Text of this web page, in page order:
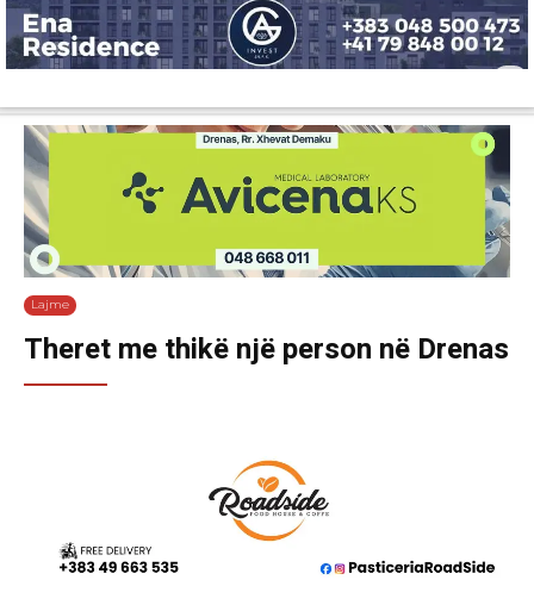
Lajme
Theret me thikë një person në Drenas